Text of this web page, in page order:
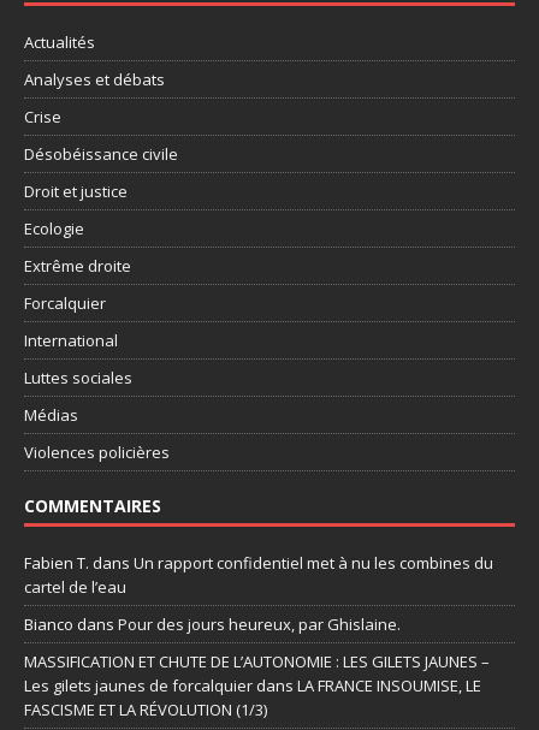
Actualités
Analyses et débats
Crise
Désobéissance civile
Droit et justice
Ecologie
Extrême droite
Forcalquier
International
Luttes sociales
Médias
Violences policières
COMMENTAIRES
Fabien T. dans Un rapport confidentiel met à nu les combines du
cartel de l’eau
Bianco dans Pour des jours heureux, par Ghislaine.
MASSIFICATION ET CHUTE DE L’AUTONOMIE : LES GILETS JAUNES –
Les gilets jaunes de forcalquier dans LA FRANCE INSOUMISE, LE
FASCISME ET LA RÉVOLUTION (1/3)